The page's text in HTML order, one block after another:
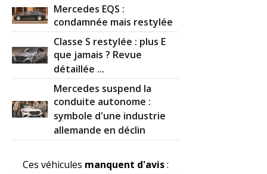
Mercedes EQS :
condamnée mais restylée
Classe S restylée : plus E
que jamais ? Revue
détaillée ...
Mercedes suspend la
conduite autonome :
symbole d'une industrie
allemande en déclin
Ces véhicules manquent d'avis: